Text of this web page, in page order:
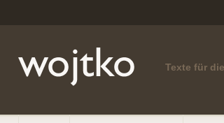
Texte für